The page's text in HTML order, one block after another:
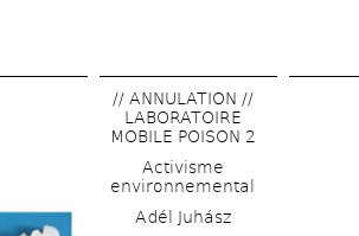
contenu
// ANNULATION //
LABORATOIRE
MOBILE POISON 2
Activisme
environnemental
Adél Juhász